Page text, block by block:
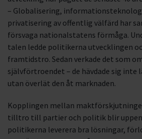
– Globalisering,
privatisering av offentlig välfärd har
försvaga nationalstatens förmåga.
talen ledde politikerna utvecklingen
framtidstro. Sedan verkade det som
självförtroendet – de hävdade sig inte
utan överlät den åt marknaden.
Kopplingen mellan
tilltro till partier och politik blir
politikerna leverera bra lösningar,